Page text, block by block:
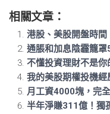
相關文章：
港股、美股開盤時間
通脹和加息陰霾籠罩
不懂投資理財不是你
我的美股期權投機經
月工資4000塊，完
半年淨賺311億！獨